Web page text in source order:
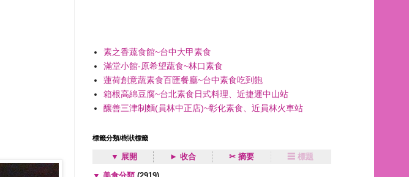
素之香蔬食館~台中大甲素食
滿堂小館-原希望蔬食~林口素食
蓮荷創意蔬素食百匯餐廳~台中素食吃到飽
箱根高綿豆腐~台北素食日式料理、近捷運中山站
釀善三津制麵(員林中正店)~彰化素食、近員林火車站
標籤分類/樹狀標籤
▼ 展開 ► 收合 ✂ 摘要 ☰ 標題